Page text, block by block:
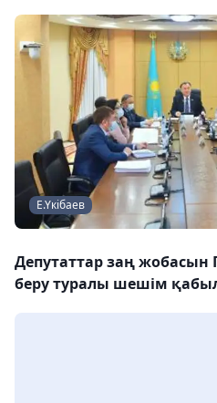
Е.Үкібаев
Депутаттар заң
беру туралы шешім